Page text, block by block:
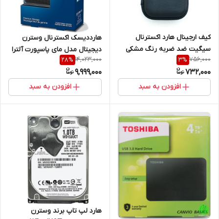
کیف ارجینال هارد اکسترنال
سیگیت ضد ضربه رنگ مشکی
756,000
3%
732,000
افزودن به سبد
هارددیسک اکسترنال وسترن
دیجیتال مدل مای پاسپورت آلترا
ظرفیت 1 ترابایت با 1 سال گارانتی
14,023,000
28%
9,999,000
افزودن به سبد
هارد لپ تاپ برند وسترن